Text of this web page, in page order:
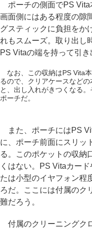
ポーチの側面でPS Vita
画面側にはある程度の隙
グスティックに負担をか
れもスムーズ。取り出し
PS Vitaの端を持って引き
なお、この収納はPS Vita
るので、クリアケースなど
と、出し入れがきつくなる
ポーチだ。
また、ポーチにはPS
に、ポーチ前面にスリッ
る。このポケットの収納
くはない。PS Vitaカー
たは小型のイヤフォン程
ろだ。ここには付属のク
難だろう。
付属のクリーニングク